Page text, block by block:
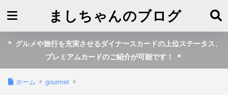
ましちゃんのブログ
＊ グルメや旅行を充実させるダイナースカードの上位ステータス、
プレミアムカードのご紹介が可能です！ ＊
ホーム gourmet